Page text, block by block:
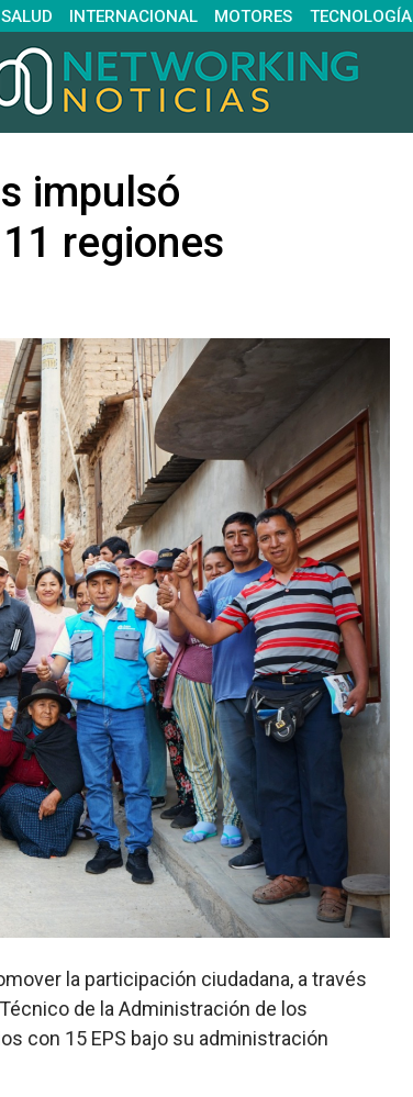
SALUD INTERNACIONAL MOTORES TECNOLOGÍA
impulsó
regiones
la participación ciudadana, a través
de la Administración de los
con 15 EPS bajo su administración